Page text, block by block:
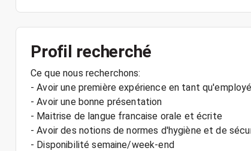
Profil recherché
Ce que nous recherchons:
- Avoir une première expérience en tant
- Avoir une bonne présentation
- Maitrise de langue francaise orale et écrite
- Avoir des notions de normes d'hygiène et de
- Disponibilité semaine/week-end